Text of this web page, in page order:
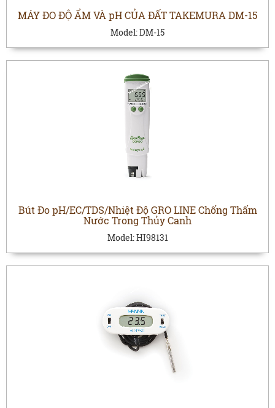
MÁY ĐO ĐỘ ẨM VÀ pH CỦA ĐẤT TAKEMURA DM-15
Model:DM-15
Bút Đo pH/EC/TDS/Nhiệt Độ GRO LINE Chống Thấm
Nước Trong Thủy Canh
Model:HI98131